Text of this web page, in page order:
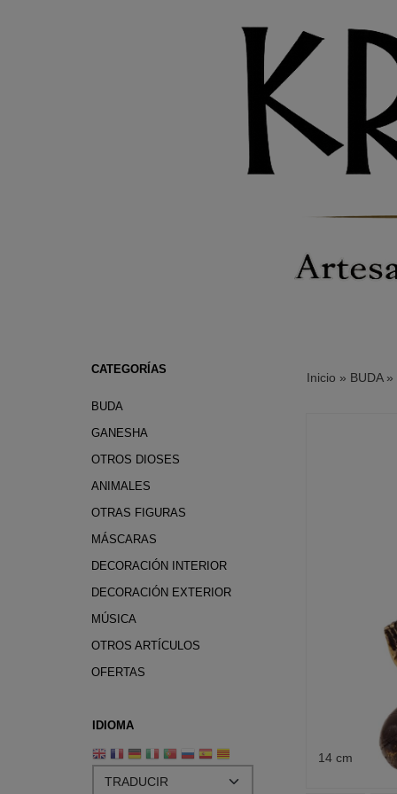
CATEGORÍAS
BUDA
GANESHA
OTROS DIOSES
ANIMALES
OTRAS FIGURAS
MÁSCARAS
DECORACIÓN INTERIOR
DECORACIÓN EXTERIOR
MÚSICA
OTROS ARTÍCULOS
OFERTAS
IDIOMA
Inicio » BUDA»
14 cm